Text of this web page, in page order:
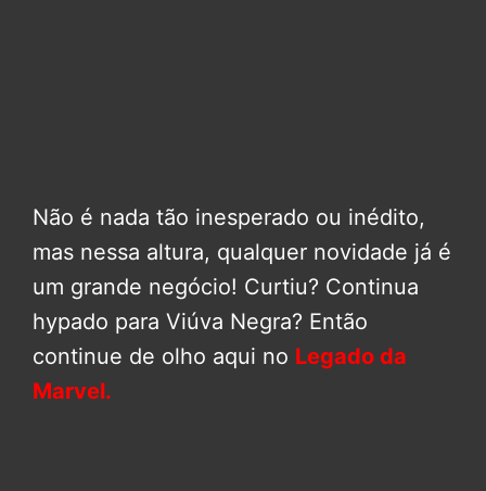
Não é nada tão inesperado ou inédito,
mas nessa altura, qualquer novidade já é
um grande negócio! Curtiu? Continua
hypado para Viúva Negra? Então
continue de olho aqui no Legado da
Marvel.